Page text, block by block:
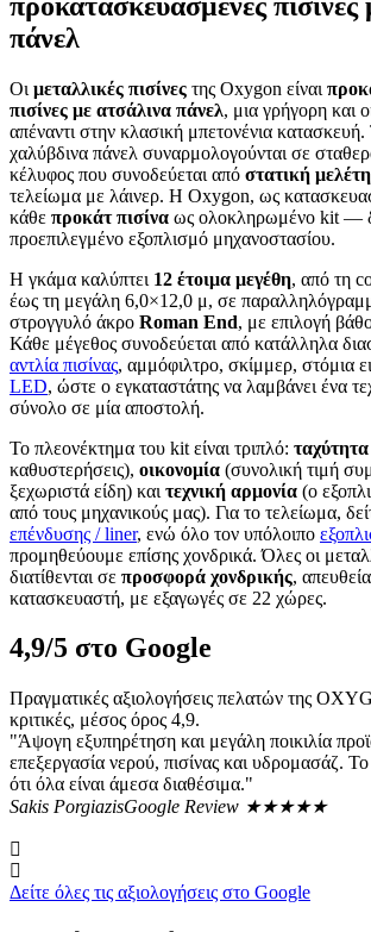
πάνελ
Οι μεταλλικές πισίνες της Oxygon είναι
πισίνες με ατσάλινα πάνελ, μια γρήγορη και
απέναντι στην κλασική μπετονένια
χαλύβδινα πάνελ συναρμολογούνται σε
κέλυφος που συνοδεύεται από στατική μελέτη
τελείωμα με λάινερ. Η Oxygon, ως
κάθε προκάτ πισίνα ως ολοκληρωμένο kit —
προεπιλεγμένο εξοπλισμό μηχανοστασίου.
Η γκάμα καλύπτει 12 έτοιμα μεγέθη, από τη
έως τη μεγάλη 6,0×12,0 μ, σε
στρογγυλό άκρο Roman End, με επιλογή
Κάθε μέγεθος συνοδεύεται από κατάλληλα
αντλία πισίνας, αμμόφιλτρο, σκίμμερ, στόμια
LED, ώστε ο εγκαταστάτης να λαμβάνει ένα
σύνολο σε μία αποστολή.
Το πλεονέκτημα του kit είναι τριπλό: ταχύτητα
καθυστερήσεις), οικονομία (συνολική τιμή
ξεχωριστά είδη) και τεχνική αρμονία (ο
από τους μηχανικούς μας). Για το τελείωμα,
επένδυσης / liner, ενώ όλο τον υπόλοιπο
προμηθεύουμε επίσης χονδρικά. Όλες οι
διατίθενται σε προσφορά χονδρικής,
κατασκευαστή, με εξαγωγές σε 22 χώρες.
4,9/5 στο Google
Πραγματικές αξιολογήσεις πελατών της
κριτικές, μέσος όρος 4,9.
"Άψογη εξυπηρέτηση και μεγάλη ποικιλία
επεξεργασία νερού, πισίνας και υδρομασάζ. Το
ότι όλα είναι άμεσα διαθέσιμα."
Sakis PorgiazisGoogle Review ★★★★★
Δείτε όλες τις αξιολογήσεις στο Google